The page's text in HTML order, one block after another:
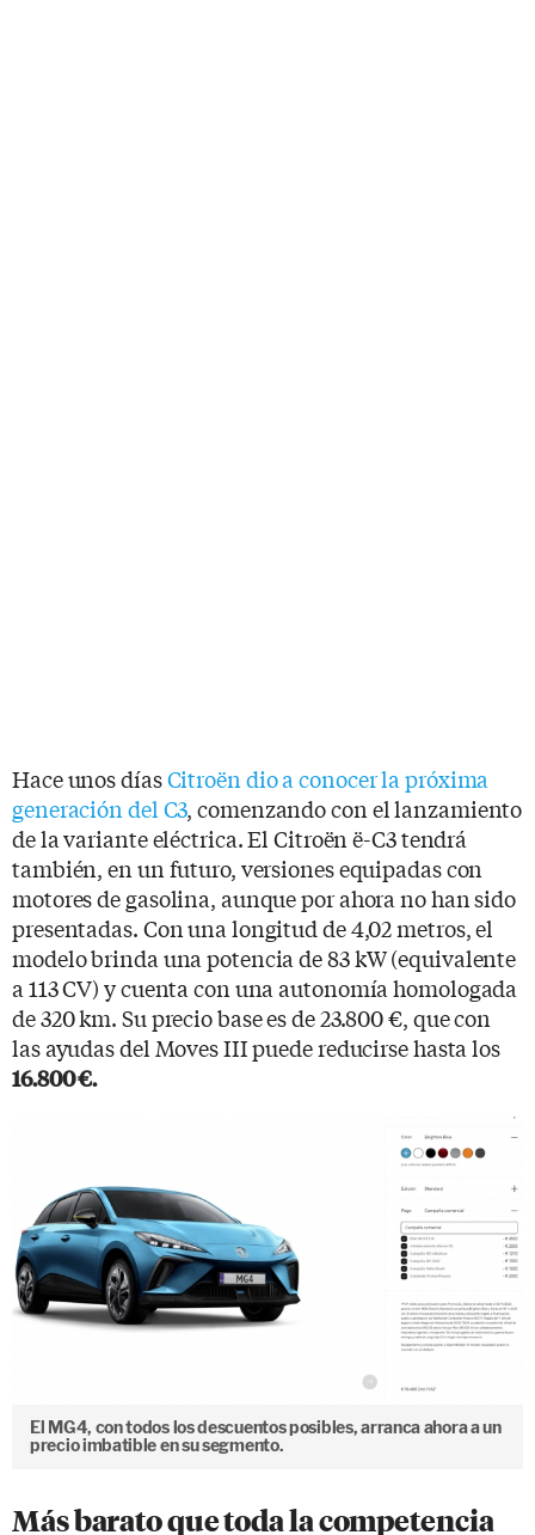
Hace unos díasCitroën dio a conocer la próxima
generación del C3, comenzando con el lanzamiento
de la variante eléctrica. El Citroën ë-C3 tendrá
también, en un futuro, versiones equipadas con
motores de gasolina, aunque por ahora no han sido
presentadas. Con una longitud de 4,02 metros, el
modelo brinda una potencia de 83 kW (equivalente
a 113 CV) y cuenta con una autonomía homologada
de 320 km. Su precio base es de 23.800 €, que con
las ayudas del Moves III puede reducirse hasta los
16.800 €.
El MG4, con todos los descuentos posibles, arranca ahora a un
precio imbatible en su segmento.
Más barato que toda la competencia